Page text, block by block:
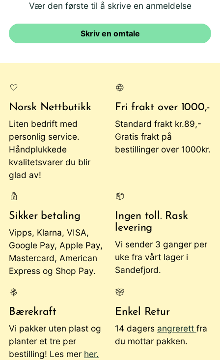
Vær den første til å skrive en anmeldelse
Skriv en omtale
Norsk Nettbutikk
Liten bedrift med
personlig service.
Håndplukkede
kvalitetsvarer du blir
glad av!
Fri frakt over 1000,-
Standard frakt kr.89,-
Gratis frakt på
bestillinger over 1000kr.
Sikker betaling
Vipps, Klarna, VISA,
Google Pay, Apple Pay,
Mastercard, American
Express og Shop Pay.
Ingen toll. Rask
levering
Vi sender 3 ganger per
uke fra vårt lager i
Sandefjord.
Bærekraft
Vi pakker uten plast og
planter et tre per
bestilling! Les mer her.
Enkel Retur
14 dagers angrerett fra
du mottar pakken.